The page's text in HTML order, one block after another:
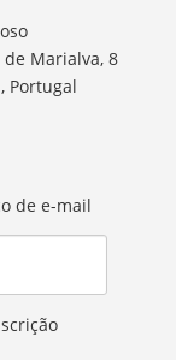
Marialva, 8
Portugal
de e-mail